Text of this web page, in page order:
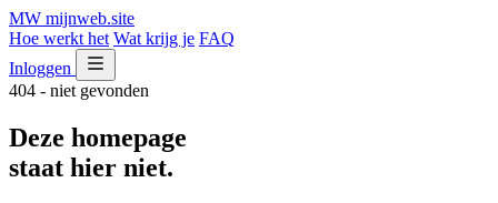
MW mijnweb.site
Hoe werkt het Wat krijg je FAQ
Inloggen
404 - niet gevonden
Deze homepage
staat hier niet.